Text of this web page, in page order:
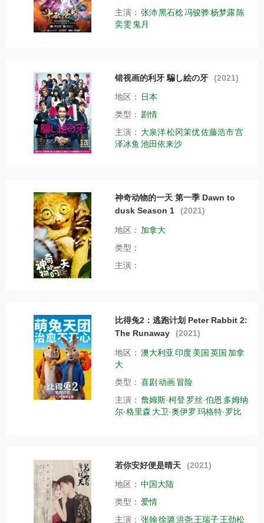
主演： 张沛黑石稔冯骏骅杨梦露 陈
奕雯 鬼月
错视画的利牙 騙し絵の牙 (2021)
地区：
日本
类型： 剧情
主演： 大泉洋松冈茉优佐藤浩市宫
泽冰鱼 池田依来沙
神奇动物的一天 第一季 Dawn to
dusk Season 1
(2021)
地区： 加拿大
类型：
主演：
比得兔2：逃跑计划 Peter Rabbit 2:
The Runaway
(2021)
地区： 澳大利亚 印度美国 英国 加拿
大
类型： 喜剧 动画冒险
主演： 詹姆斯·柯登 罗丝·伯恩 多姆纳
尔·格里森 大卫·奥伊罗玛格特·罗比
若你安好便是晴天 (2021)
地区： 中国大陆
类型： 爱情
主演： 张翰徐璐洪尧王瑞子王劲松